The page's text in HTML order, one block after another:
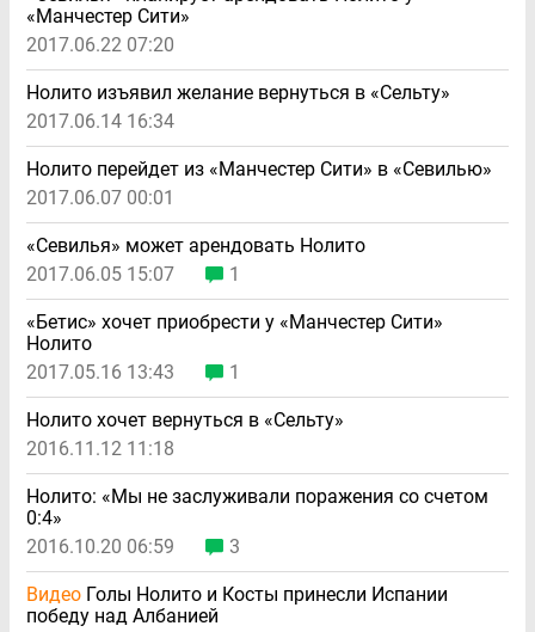
«Манчестер Сити»
2017.06.22 07:20
Нолито изъявил желание вернуться в «Сельту»
2017.06.14 16:34
Нолито перейдет из «Манчестер Сити» в «Севилью»
2017.06.07 00:01
«Севилья» может арендовать Нолито
2017.06.05 15:07
1
«Бетис» хочет приобрести у «Манчестер Сити»
Нолито
2017.05.16 13:43
1
Нолито хочет вернуться в «Сельту»
2016.11.12 11:18
Нолито: «Мы не заслуживали поражения со счетом
0:4»
2016.10.20 06:59
3
Видео Голы Нолито и Косты принесли Испании
победу над Албанией